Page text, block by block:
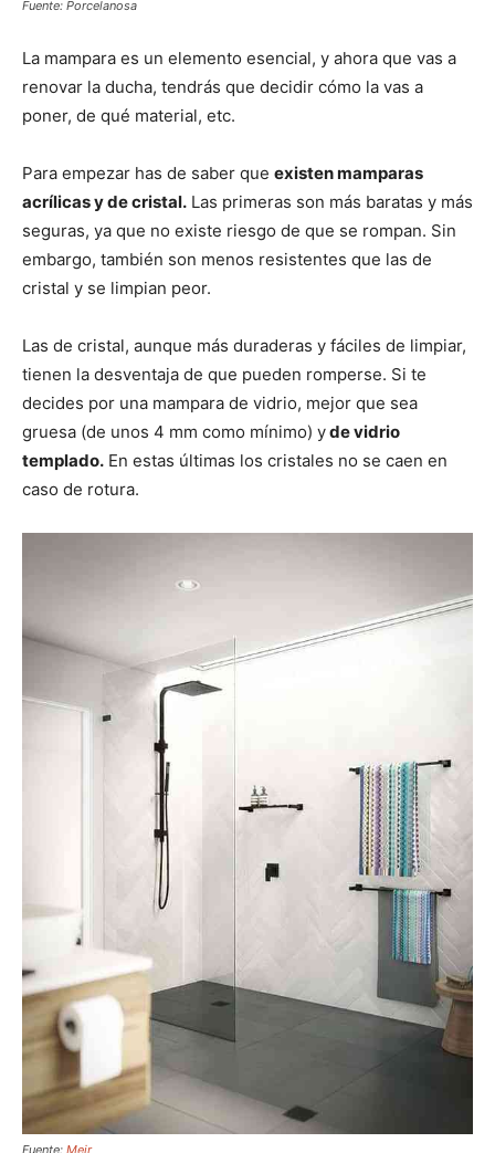
Fuente: Porcelanosa
La mampara es un elemento esencial, y ahora que vas a
renovar la ducha, tendrás que decidir cómo la vas a
poner, de qué material, etc.
Para empezar has de saber que existen mamparas
acrílicas y de cristal. Las primeras son más baratas y más
seguras, ya que no existe riesgo de que se rompan. Sin
embargo, también son menos resistentes que las de
cristal y se limpian peor.
Las de cristal, aunque más duraderas y fáciles de limpiar,
tienen la desventaja de que pueden romperse. Si te
decides por una mampara de vidrio, mejor que sea
gruesa (de unos 4 mm como mínimo) yde vidrio
templado. En estas últimas los cristales no se caen en
caso de rotura.